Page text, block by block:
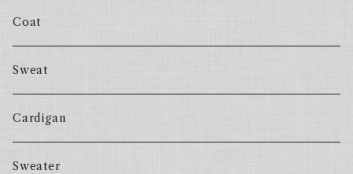
Coat
Sweat
Cardigan
Sweater